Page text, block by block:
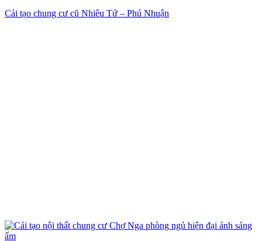
Cải tạo chung cư cũ Nhiêu Tứ – Phú Nhuận